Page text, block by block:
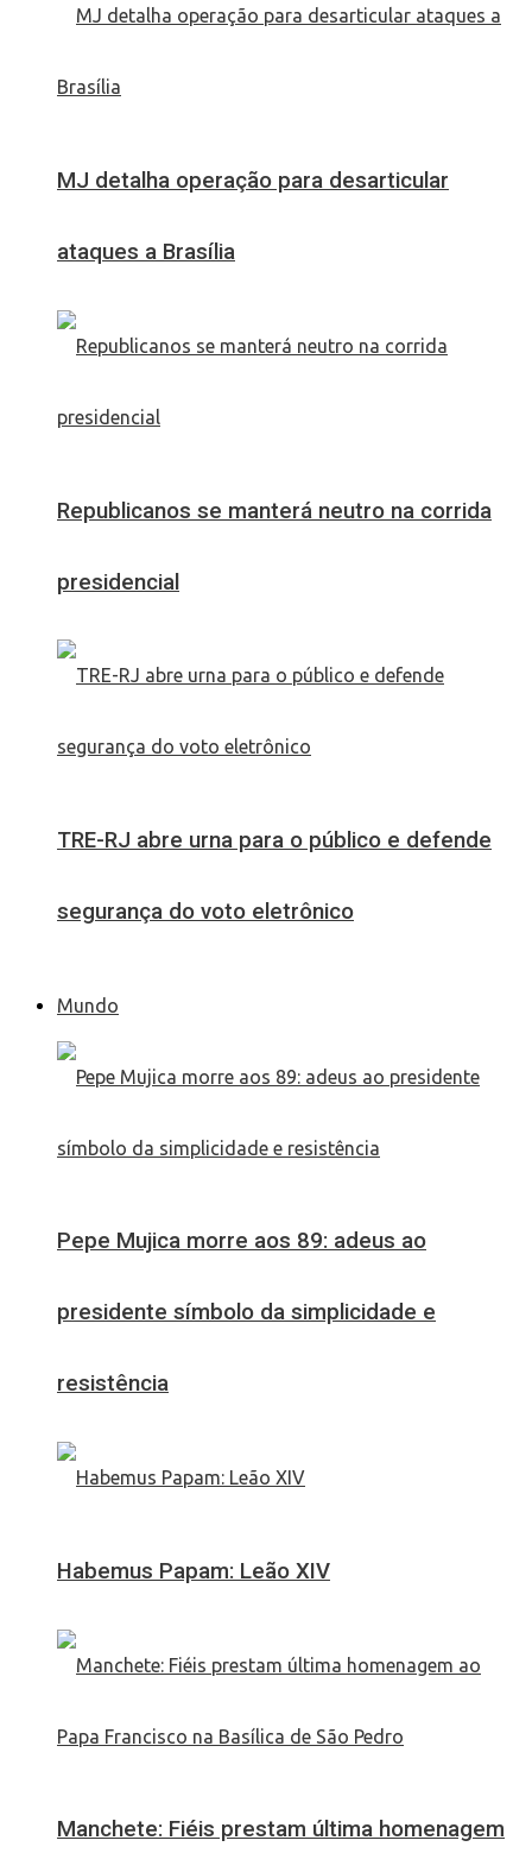
MJ detalha operação para desarticular
ataques a Brasília
Republicanos se manterá neutro na corrida
presidencial
TRE-RJ abre urna para o público e defende
segurança do voto eletrônico
Mundo
Pepe Mujica morre aos 89: adeus ao
presidente símbolo da simplicidade e
resistência
Habemus Papam: Leão XIV
Manchete: Fiéis prestam última homenagem